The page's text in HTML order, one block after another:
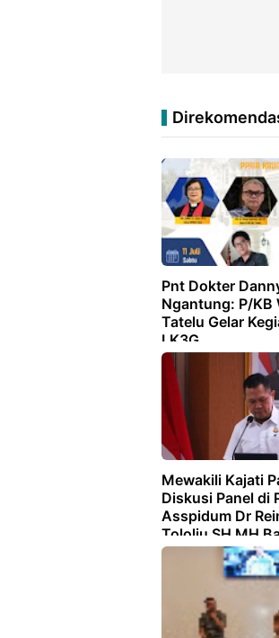
Pnt Dokter
Ngantung: P/KB
Tatelu Gelar
LK3G
Mewakili Kajati
Diskusi Panel di
Asspidum Dr
Tololiu SH MH
Materi